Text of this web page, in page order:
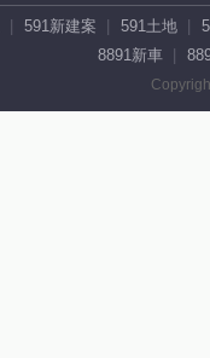
591新建案 591土地
8891新車